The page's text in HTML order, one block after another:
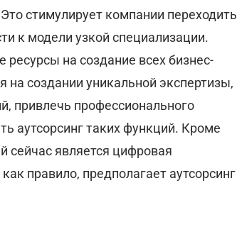
стимулирует компании переходить
к модели узкой специализации.
на создание всех бизнес-
на создании уникальной экспертизы,
привлечь профессионального
аутсорсинг таких функций. Кроме
сейчас является цифровая
правило, предполагает аутсорсинг